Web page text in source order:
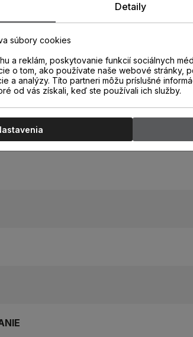
Detaily
súbory cookies
a reklám, poskytovanie funkcií sociálnych
o tom, ako používate naše webové stránky,
a analýzy. Títo partneri môžu príslušné
od vás získali, keď ste používali ich služby.